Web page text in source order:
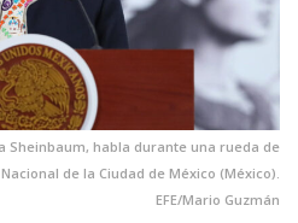
Sheinbaum, habla durante una rueda de
de la Ciudad de México (México).
EFE/Mario Guzmán